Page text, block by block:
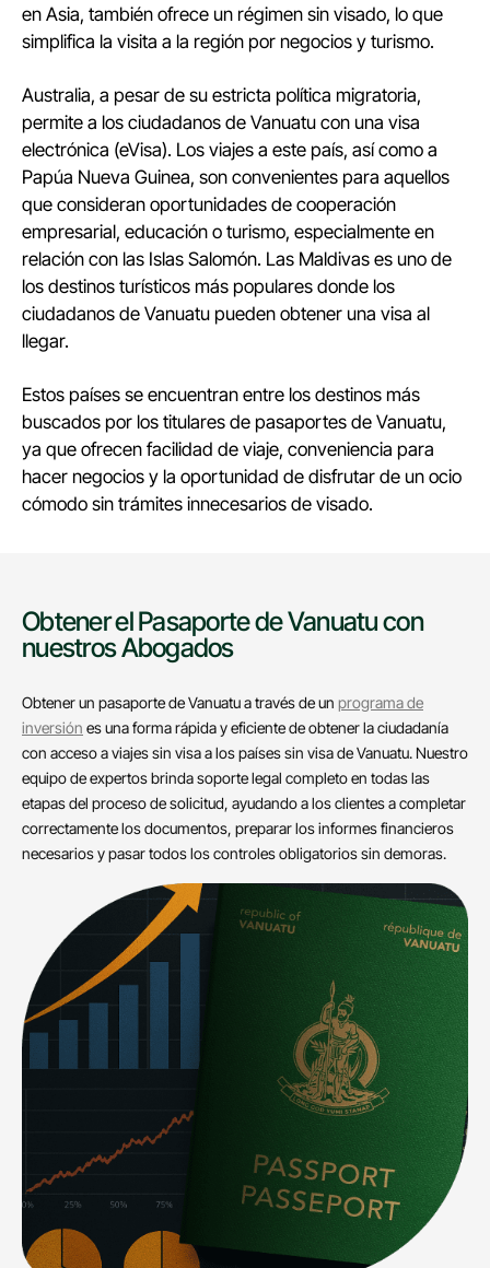
en Asia, también ofrece un régimen sin visado, lo que
simplifica la visita a la región por negocios y turismo.
Australia, a pesar de su estricta política migratoria,
permite a los ciudadanos de Vanuatu con una visa
electrónica (eVisa). Los viajes a este país, así como a
Papúa Nueva Guinea, son convenientes para aquellos
que consideran oportunidades de cooperación
empresarial, educación o turismo, especialmente en
relación con las Islas Salomón. Las Maldivas es uno de
los destinos turísticos más populares donde los
ciudadanos de Vanuatu pueden obtener una visa al
llegar.
Estos países se encuentran entre los destinos más
buscados por los titulares de pasaportes de Vanuatu,
ya que ofrecen facilidad de viaje, conveniencia para
hacer negocios y la oportunidad de disfrutar de un ocio
cómodo sin trámites innecesarios de visado.
Obtener el Pasaporte de Vanuatu con
nuestros Abogados
Obtener un pasaporte de Vanuatu a través de un programa de
inversión es una forma rápida y eficiente de obtener la ciudadanía
con acceso a viajes sin visa a los países sin visa de Vanuatu. Nuestro
equipo de expertos brinda soporte legal completo en todas las
etapas del proceso de solicitud, ayudando a los clientes a completar
correctamente los documentos, preparar los informes financieros
necesarios y pasar todos los controles obligatorios sin demoras.